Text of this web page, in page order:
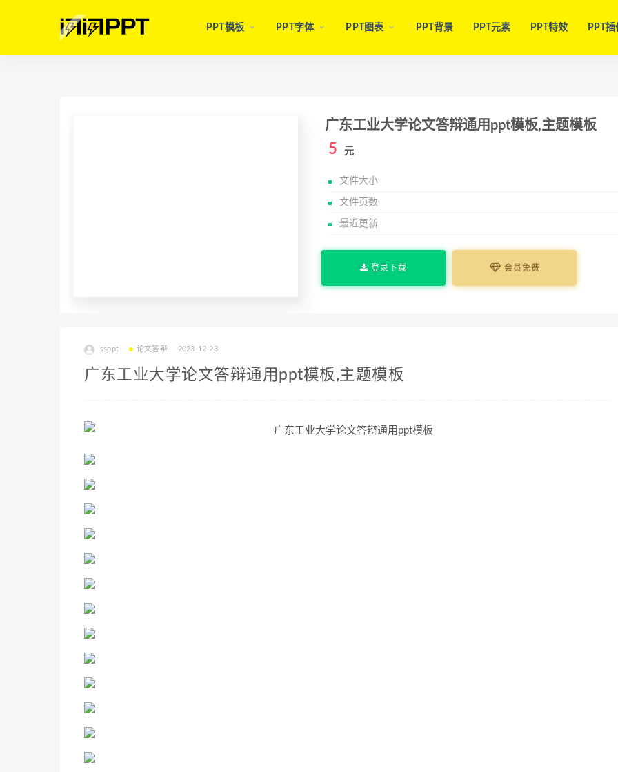
PPT模板 PPT字体 PPT图表 PPT背景 PPT元素 PPT特效 PPT插
广东工业大学论文答辩通用ppt模板,主题模板
5 元
文件大小
文件页数
最近更新
登录下载 会员免费
ssppt 论文答辩 2023-12-23
广东工业大学论文答辩通用ppt模板,主题模板